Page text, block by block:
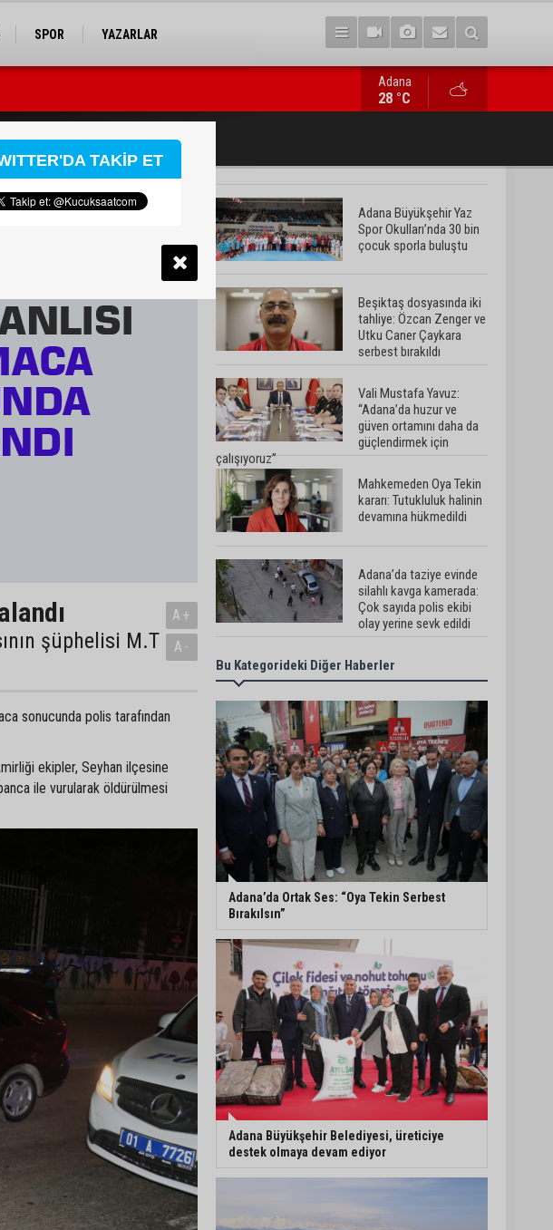
SPOR YAZARLAR
Vali Mustafa Yavuz: “Adana’da huzur ve güven ortamını daha
Adana
28 °C
şüphelisi M.T
A+
A-
sonucunda polis tarafından
ekipler, Seyhan ilçesine
ile vurularak öldürülmesi
Adana Büyükşehir Yaz
Spor Okulları’nda 30 bin
çocuk sporla buluştu
Beşiktaş dosyasında iki
tahliye: Özcan Zenger ve
Utku Caner Çaykara
serbest bırakıldı
Vali Mustafa Yavuz:
“Adana’da huzur ve
güven ortamını daha da
güçlendirmek için
çalışıyoruz”
Mahkemeden Oya Tekin
kararı: Tutukluluk halinin
devamına hükmedildi
Adana’da taziye evinde
silahlı kavga kamerada:
Çok sayıda polis ekibi
olay yerine sevk edildi
Adana’da parktaki OED
cihazını çalan şüpheli
tutuklandı
Seyhan’da fırın ve
pastanelere hijyen
denetimi gerçekleştirildi
Eski polis memuru Ergün
Karakaya’nın öldürüldüğü
silahlı kavganın
görüntüleri ortaya çıktı
İmamoğlu’nda hijyen ve
etiket kontrolü
Mustafa Özkan: "Yüreğir
Belediye Başkan Vekilliği
seçimine ilişkin hukuki
süreç başlatıldı"
Bu Kategorideki Diğer Haberler
Adana’da Ortak Ses: “Oya Tekin Serbest
Bırakılsın”
Adana Büyükşehir Belediyesi, üreticiye
destek olmaya devam ediyor
TAKİP ET